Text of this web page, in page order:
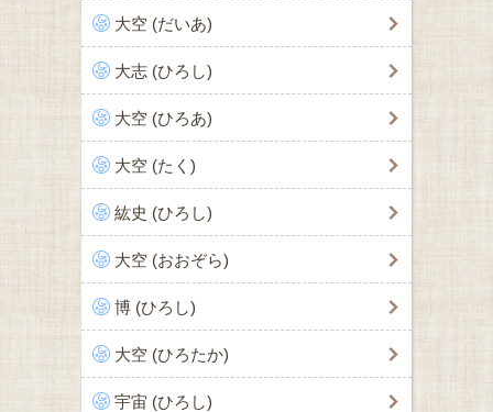
大空 (だいあ)
大志 (ひろし)
大空 (ひろあ)
大空 (たく)
紘史 (ひろし)
大空 (おおぞら)
博 (ひろし)
大空 (ひろたか)
宇宙 (ひろし)